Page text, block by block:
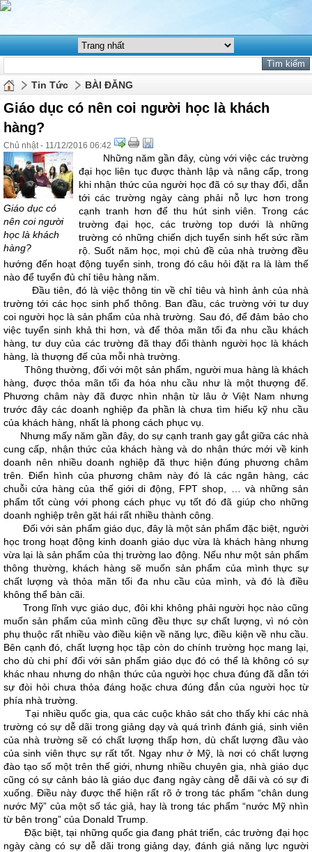
Tin Tức BÀI ĐĂNG
Giáo dục có nên coi người học là khách
hàng?
Chủ nhật - 11/12/2016 06:42
Giáo dục có
nên coi người
học là khách
hàng?
Những năm gần đây, cùng với việc các trường
đại học liên tục được thành lập và nâng cấp, trong
khi nhận thức của người học đã có sự thay đổi, dẫn
tới các trường ngày càng phải nỗ lực hơn trong
cạnh tranh hơn để thu hút sinh viên. Trong các
trường đại học, các trường top dưới là những
trường có những chiến dịch tuyển sinh hết sức rầm
rộ. Suốt năm học, mọi chủ đề của nhà trường đều
hướng đến hoạt động tuyển sinh, trong đó câu hỏi đặt ra là làm thế
nào để tuyển đủ chỉ tiêu hàng năm.
Đầu tiên, đó là việc thông tin về chỉ tiêu và hình ảnh của nhà
trường tới các học sinh phổ thông. Ban đầu, các trường với tư duy
coi người học là sản phẩm của nhà trường. Sau đó, để đảm bảo cho
việc tuyển sinh khả thi hơn, và để thỏa mãn tối đa nhu cầu khách
hàng, tư duy của các trường đã thay đổi thành người học là khách
hàng, là thượng đế của mỗi nhà trường.
Thông thường, đối với một sản phẩm, người mua hàng là khách
hàng, được thỏa mãn tối đa hóa nhu cầu như là một thượng đế.
Phương châm này đã được nhìn nhận từ lâu ở Việt Nam nhưng
trước đây các doanh nghiệp đa phần là chưa tìm hiểu kỹ nhu cầu
của khách hàng, nhất là phong cách phục vụ.
Nhưng mấy năm gần đây, do sự cạnh tranh gay gắt giữa các nhà
cung cấp, nhận thức của khách hàng và do nhận thức mới về kinh
doanh nên nhiều doanh nghiệp đã thực hiện đúng phương châm
trên. Điển hình của phương châm này đó là các ngân hàng, các
chuỗi cửa hàng của thế giới di động, FPT shop, … và những sản
phẩm tốt cùng với phong cách phục vụ tốt đó đã giúp cho những
doanh nghiệp trên gặt hái rất nhiều thành công.
Đối với sản phẩm giáo dục, đây là một sản phẩm đặc biệt, người
học trong hoạt động kinh doanh giáo dục vừa là khách hàng nhưng
vừa lại là sản phẩm của thị trường lao động. Nếu như một sản phẩm
thông thường, khách hàng sẽ muốn sản phẩm của mình thực sự
chất lượng và thỏa mãn tối đa nhu cầu của mình, và đó là điều
không thể bàn cãi.
Trong lĩnh vực giáo dục, đôi khi không phải người học nào cũng
muốn sản phẩm của mình cũng đều thực sự chất lượng, vì nó còn
phụ thuộc rất nhiều vào điều kiện về năng lực, điều kiện về nhu cầu.
Bên cạnh đó, chất lượng học tập còn do chính trường học mang lại,
cho dù chi phí đối với sản phẩm giáo dục đó có thể là không có sự
khác nhau nhưng do nhận thức của người học chưa đúng đã dẫn tới
sự đòi hỏi chưa thỏa đáng hoặc chưa đúng đắn của người học từ
phía nhà trường.
Tại nhiều quốc gia, qua các cuộc khảo sát cho thấy khi các nhà
trường có sự dễ dãi trong giảng dạy và quá trình đánh giá, sinh viên
của nhà trường sẽ có chất lượng thấp hơn, dù chất lượng đầu vào
của sinh viên thực sự rất tốt. Ngay như ở Mỹ, là nơi có chất lượng
đào tạo số một trên thế giới, nhưng nhiều chuyên gia, nhà giáo dục
cũng có sự cảnh báo là giáo dục đang ngày càng dễ dãi và có sự đi
xuống. Điều này được thể hiện rất rõ ở trong tác phẩm “chân dung
nước Mỹ” của một số tác giả, hay là trong tác phẩm “nước Mỹ nhìn
từ bên trong” của Donald Trump.
Đặc biệt, tại những quốc gia đang phát triển, các trường đại học
ngày càng có sự dễ dãi trong giảng dạy, đánh giá năng lực người